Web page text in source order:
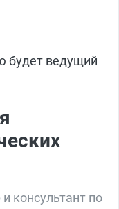
будет ведущий
консультант по